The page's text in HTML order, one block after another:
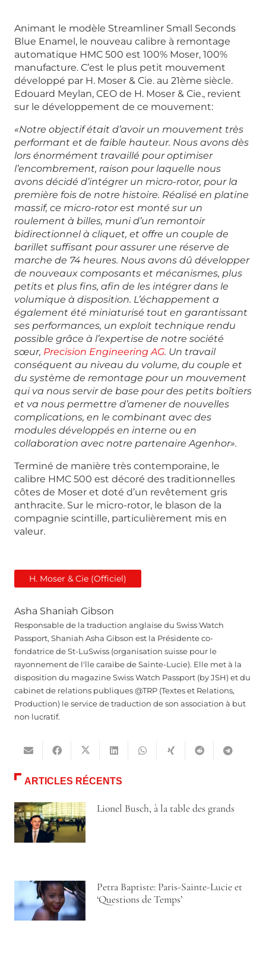
Animant le modèle Streamliner Small Seconds
Blue Enamel, le nouveau calibre à remontage
automatique HMC 500 est 100% Moser, 100%
manufacture. C’est le plus petit mouvement
développé par H. Moser & Cie. au 21ème siècle.
Edouard Meylan, CEO de H. Moser & Cie., revient
sur le développement de ce mouvement:
«Notre objectif était d’avoir un mouvement très
performant et de faible hauteur. Nous avons dès
lors énormément travaillé pour optimiser
l’encombrement, raison pour laquelle nous
avons décidé d’intégrer un micro-rotor, pour la
première fois de notre histoire. Réalisé en platine
massif, ce micro-rotor est monté sur un
roulement à billes, muni d’un remontoir
bidirectionnel à cliquet, et offre un couple de
barillet suffisant pour assurer une réserve de
marche de 74 heures. Nous avons dû développer
de nouveaux composants et mécanismes, plus
petits et plus fins, afin de les intégrer dans le
volumique à disposition. L’échappement a
également été miniaturisé tout en garantissant
ses performances, un exploit technique rendu
possible grâce à l’expertise de notre société
sœur, Precision Engineering AG. Un travail
conséquent au niveau du volume, du couple et
du système de remontage pour un mouvement
qui va nous servir de base pour des petits boîtiers
et va nous permettre d’amener de nouvelles
complications, en le combinant avec des
modules développés en interne ou en
collaboration avec notre partenaire Agenhor».
Terminé de manière très contemporaine, le
calibre HMC 500 est décoré des traditionnelles
côtes de Moser et doté d’un revêtement gris
anthracite. Sur le micro-rotor, le blason de la
compagnie scintille, particulièrement mis en
valeur.
H. Moser & Cie (Officiel)
Asha Shaniah Gibson
Responsable de la traduction anglaise du Swiss Watch
Passport, Shaniah Asha Gibson est la Présidente co-
fondatrice de St-LuSwiss (organisation suisse pour le
rayonnement de l'île caraïbe de Sainte-Lucie). Elle met à la
disposition du magazine Swiss Watch Passport (by JSH) et du
cabinet de relations publiques @TRP (Textes et Relations,
Production) le service de traduction de son association à but
non lucratif.
ARTICLES RÉCENTS
Lionel Busch, à la table des grands
Petra Baptiste: Paris-Sainte-Lucie et
‘Questions de Temps’